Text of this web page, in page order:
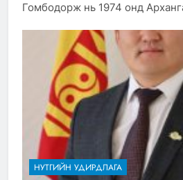
Гомбодорж нь 1974 онд
НУТГИЙН УДИРДЛАГА